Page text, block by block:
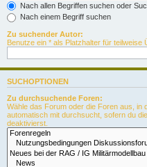
Nach allen Begriffen suchen oder
Nach einem Begriff suchen
Zu suchender Autor:
Benutze ein * als Platzhalter für teilweise
SUCHOPTIONEN
Zu durchsuchende Foren:
Wähle das Forum oder die Foren aus, in
automatisch mit durchsucht, sofern du
deaktivierst.